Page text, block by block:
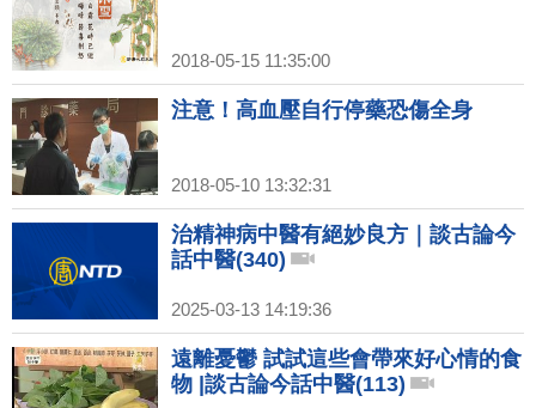
2018-05-15 11:35:00
注意！高血壓自行停藥恐傷全身
2018-05-10 13:32:31
治精神病中醫有絕妙良方｜談古論今
話中醫(340)
2025-03-13 14:19:36
遠離憂鬱 試試這些會帶來好心情的食
物 |談古論今話中醫(113)